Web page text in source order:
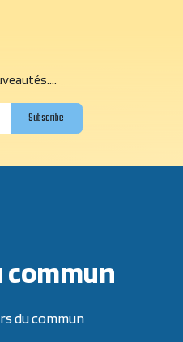
Subscribe
commun
du commun